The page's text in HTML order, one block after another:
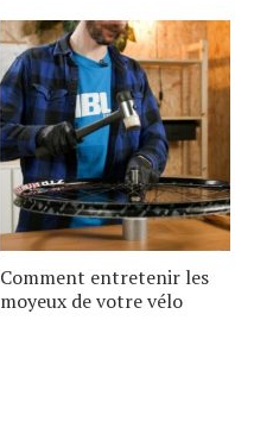
Comment entretenir les
moyeux de votre vélo